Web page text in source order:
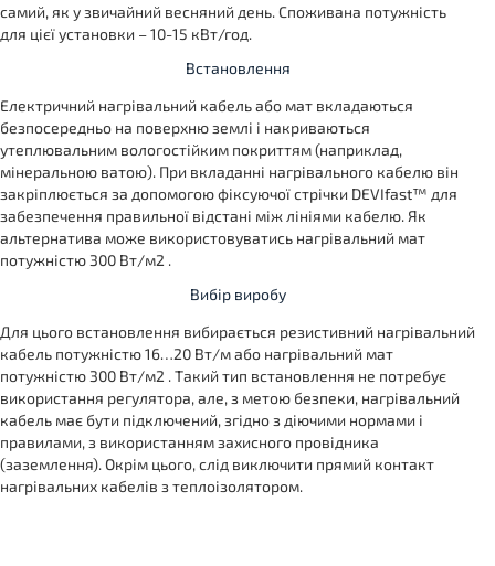
самий, як у звичайний весняний день. Споживана потужність
для цієї установки – 10-15 кВт/год.
Встановлення
Електричний нагрівальний кабель або мат вкладаються
безпосередньо на поверхню землі і накриваються
утеплювальним вологостійким покриттям (наприклад,
мінеральною ватою). При вкладанні нагрівального кабелю він
закріплюється за допомогою фіксуючої стрічки DEVIfast™ для
забезпечення правильної відстані між лініями кабелю. Як
альтернатива може використовуватись нагрівальний мат
потужністю 300 Вт/м2 .
Вибір виробу
Для цього встановлення вибирається резистивний нагрівальний
кабель потужністю 16…20 Вт/м або нагрівальний мат
потужністю 300 Вт/м2 . Такий тип встановлення не потребує
використання регулятора, але, з метою безпеки, нагрівальний
кабель має бути підключений, згідно з діючими нормами і
правилами, з використанням захисного провідника
(заземлення). Окрім цього, слід виключити прямий контакт
нагрівальних кабелів з теплоізолятором.